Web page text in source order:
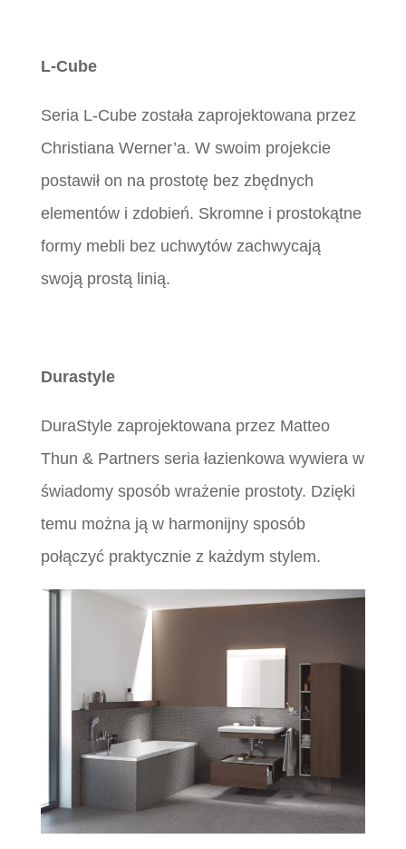
L-Cube
Seria L-Cube została zaprojektowana przez
Christiana Werner’a. W swoim projekcie
postawił on na prostotę bez zbędnych
elementów i zdobień. Skromne i prostokątne
formy mebli bez uchwytów zachwycają
swoją prostą linią.
Durastyle
DuraStyle zaprojektowana przez Matteo
Thun & Partners seria łazienkowa wywiera w
świadomy sposób wrażenie prostoty. Dzięki
temu można ją w harmonijny sposób
połączyć praktycznie z każdym stylem.